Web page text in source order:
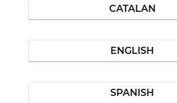
CATALAN
ENGLISH
SPANISH